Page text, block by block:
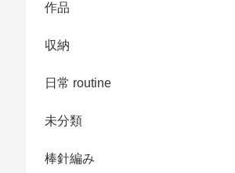
作品
収納
日常 routine
未分類
棒針編み